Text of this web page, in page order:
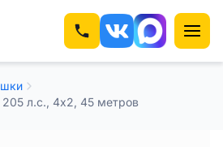
л.с., 4х2, 45 метров